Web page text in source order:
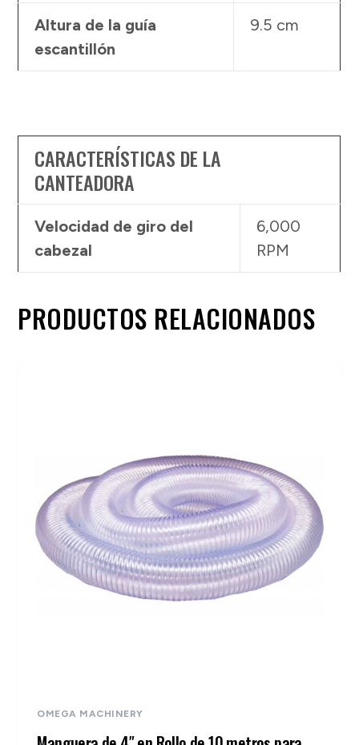
Altura de la guía
escantillón
9.5 cm
CARACTERÍSTICAS DE LA
CANTEADORA
Velocidad de giro del
cabezal
6,000
RPM
PRODUCTOS RELACIONADOS
OMEGA MACHINERY